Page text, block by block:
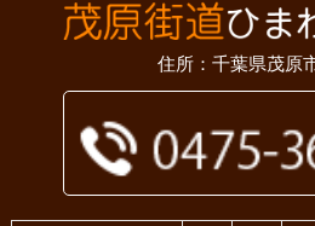
住所：千葉県茂原